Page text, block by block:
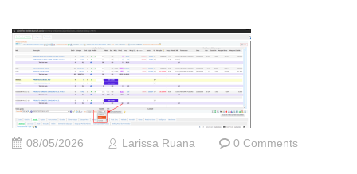
08/05/2026 Larissa Ruana 0 Comments